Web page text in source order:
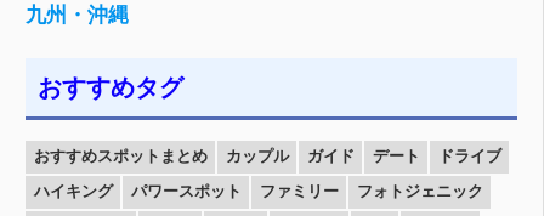
九州・沖縄
おすすめタグ
おすすめスポットまとめ カップル ガイド デート
ドライブ
ハイキング
パワースポット ファミリー
フォトジェニック